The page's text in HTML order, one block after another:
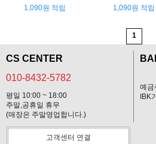
1,090원 적립 1,090원 적립
1
CS CENTER
010-8432-5782
평일 10:00 ~ 18:00
주말,공휴일 휴무
(매장은 주말영업합니다.)
예금
IBK
고객센터 연결